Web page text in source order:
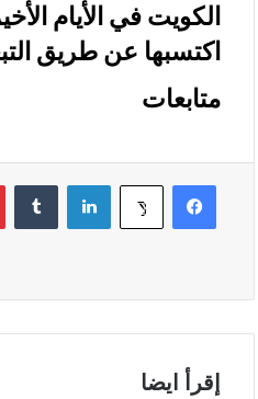
اكتسبها عن طريق
متابعات
فيسبوك ‫X لينكدإن
إقرأ ايضا